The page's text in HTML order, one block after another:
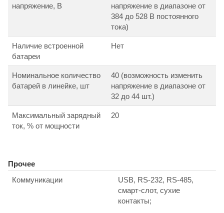
напряжение, В
напряжение в диапазоне от
384 до 528 В постоянного
тока)
Наличие встроенной
батареи
Нет
Номинальное количество
батарей в линейке, шт
40 (возможность изменить
напряжение в диапазоне от
32 до 44 шт.)
Максимальный зарядный
ток, % от мощности
20
Прочее
Коммуникации
USB, RS-232, RS-485,
смарт-слот, сухие
контакты;